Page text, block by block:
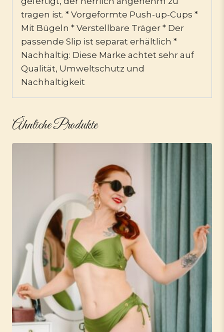
tragen ist. * Vorgeformte Push-up-Cups *
Mit Bügeln * Verstellbare Träger * Der
passende Slip ist separat erhältlich *
Nachhaltig: Diese Marke achtet sehr auf
Qualität, Umweltschutz und
Nachhaltigkeit
Ähnliche Produkte